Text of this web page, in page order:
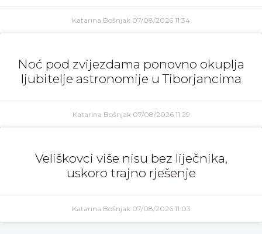
Katarina Bošnjak 07/08/2026 11:34
Noć pod zvijezdama ponovno okuplja
ljubitelje astronomije u Tiborjancima
Katarina Bošnjak 07/08/2026 11:29
Veliškovci više nisu bez liječnika,
uskoro trajno rješenje
Katarina Bošnjak 07/08/2026 11:03